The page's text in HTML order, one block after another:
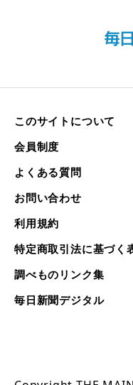
このサイトについて
会員制度
よくある質問
お問い合わせ
利用規約
特定商取引法に基づく
調べものリンク集
毎日新聞デジタル